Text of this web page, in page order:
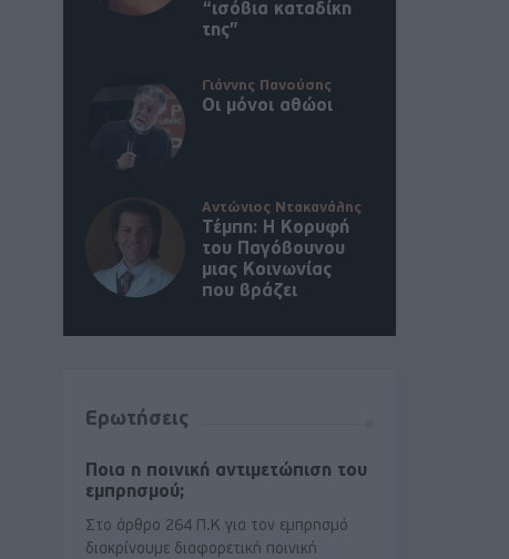
“ισόβια καταδίκη
της”
Γιάννης Πανούσης
Οι μόνοι αθώοι
Αντώνιος Ντακανάλης
Τέμπη: Η Κορυφή
του Παγόβουνου
μιας Κοινωνίας
που βράζει
Ερωτήσεις
Ποια η ποινική αντιμετώπιση του
εμπρησμού;
Στο άρθρο 264 Π.Κ για τον εμπρησμό
διακρίνουμε διαφορετική ποινική